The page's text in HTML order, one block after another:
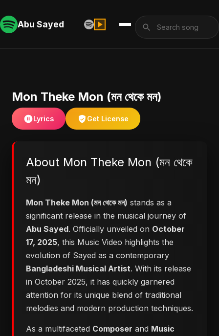
Abu Sayed
Mon Theke Mon (মন থেকে মন)
Lyrics Get License
About Mon Theke Mon (মন থেকে
মন)
Mon Theke Mon (মন থেকে মন) stands as a
significant release in the musical journey of
Abu Sayed. Officially unveiled on October
17, 2025, this Music Video highlights the
evolution of Sayed as a contemporary
Bangladeshi Musical Artist. With its release
in October 2025, it has quickly garnered
attention for its unique blend of traditional
melodies and modern production techniques.
As a multifaceted Composer and Music